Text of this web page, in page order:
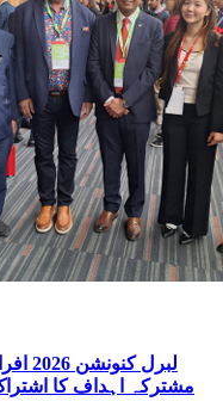
مشترکہ اہداف کا